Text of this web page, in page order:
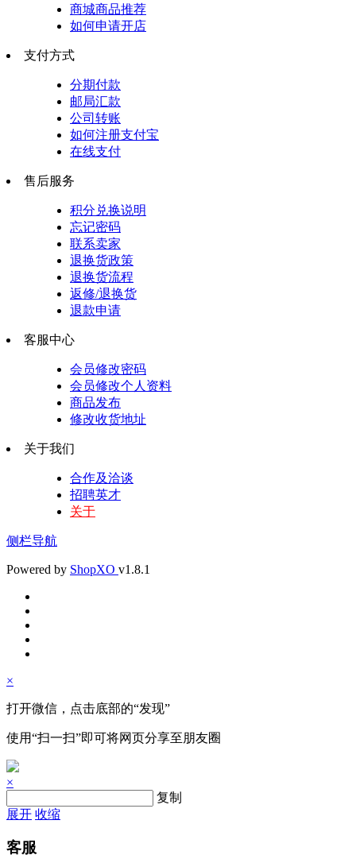
商城商品推荐
如何申请开店
支付方式
分期付款
邮局汇款
公司转账
如何注册支付宝
在线支付
售后服务
积分兑换说明
忘记密码
联系卖家
退换货政策
退换货流程
返修/退换货
退款申请
客服中心
会员修改密码
会员修改个人资料
商品发布
修改收货地址
关于我们
合作及洽谈
招聘英才
关于
侧栏导航
Powered by ShopXO v1.8.1
×
打开微信，点击底部的“发现”
使用“扫一扫”即可将网页分享至朋友圈
×
复制
展开 收缩
客服